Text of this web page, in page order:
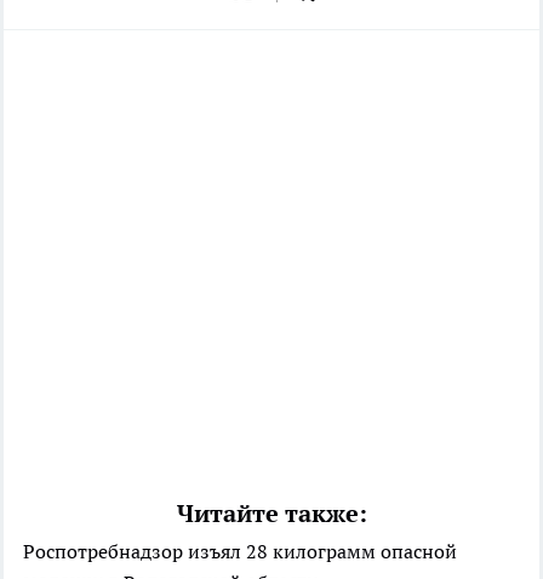
Читайте также:
Роспотребнадзор изъял 28 килограмм опасной